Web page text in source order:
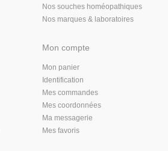
Nos souches homéopathiques
Nos marques & laboratoires
Mon compte
Mon panier
Identification
Mes commandes
Mes coordonnées
Ma messagerie
Mes favoris